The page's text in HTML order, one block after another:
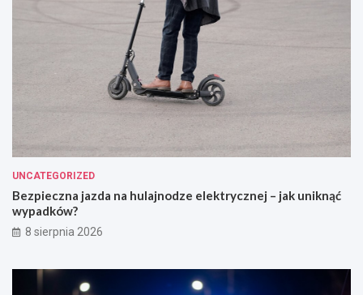
UNCATEGORIZED
Bezpieczna jazda na hulajnodze elektrycznej – jak uniknąć
wypadków?
8 sierpnia 2026